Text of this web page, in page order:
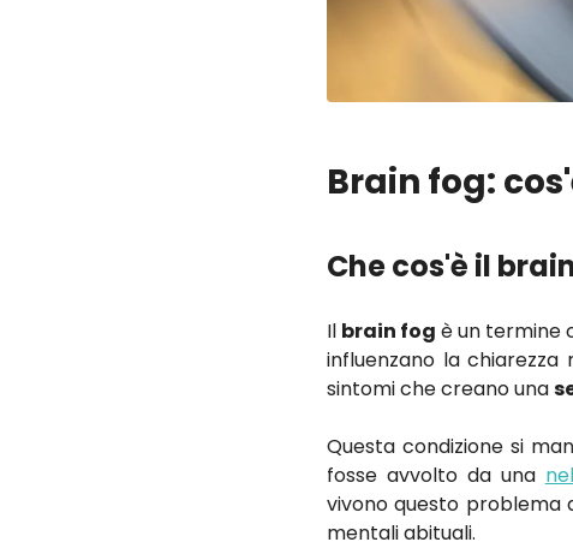
Brain fog:
Che cos'è il
Il brain fog è un termine
influenzano la
sintomi che creano una
Questa condizione si
fosse avvolto da una
vivono questo problema
mentali abituali.